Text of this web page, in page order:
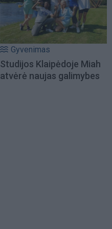
Gyvenimas
Studijos Klaipėdoje Miah
atvėrė naujas galimybes